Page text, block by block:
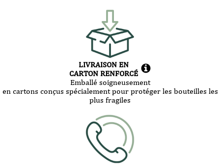
LIVRAISON EN
CARTON RENFORCÉ
Emballé soigneusement
en cartons conçus spécialement pour protéger les bouteilles les
plus fragiles